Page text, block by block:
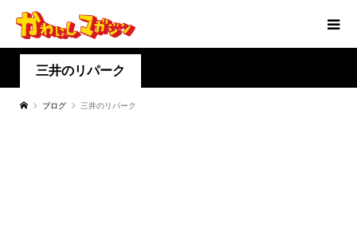
三井のリパーク
ブログ 三井のリパーク